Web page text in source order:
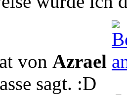
von Azrael
sagt. :D